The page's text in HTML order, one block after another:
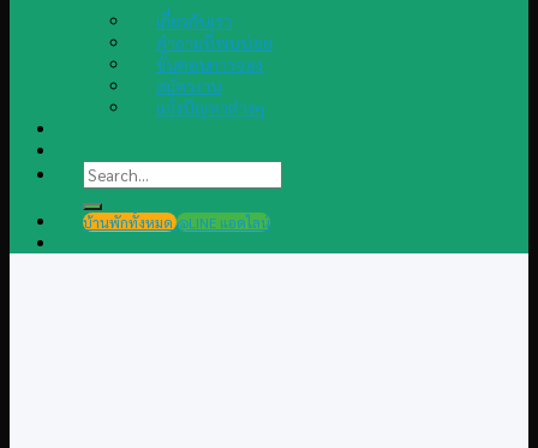
เกี่ยวกับเรา
คำถามที่พบบ่อย
ขั้นตอนการจอง
สมัครงาน
แจ้งปัญหาต่างๆ
Search
for:
บ้านพักทั้งหมด @LINE แอดไลน์